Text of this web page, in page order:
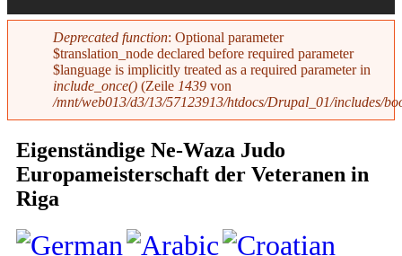
Fehlermeldung
Deprecated function: Optional parameter
$translation_node declared before required parameter
$language is implicitly treated as a required parameter in
include_once() (Zeile 1439 von
/mnt/web013/d3/13/57123913/htdocs/Drupal_01/includes/
Eigenständige Ne-Waza Judo
Europameisterschaft der Veteranen in
Riga